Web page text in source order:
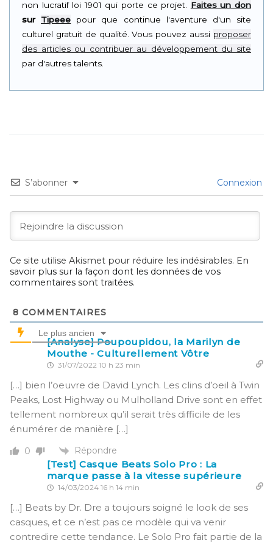
non lucratif loi 1901 qui porte ce projet. Faites un don
sur Tipeee pour que continue l'aventure d'un site
culturel gratuit de qualité. Vous pouvez aussi proposer
des articles ou contribuer au développement du site
par d'autres talents.
S’abonner Connexion
Ce site utilise Akismet pour réduire les indésirables. En
savoir plus sur la façon dont les données de vos
commentaires sont traitées.
8 COMMENTAIRES
Le plus ancien
[Analyse] Poupoupidou, la Marilyn de
Mouthe - Culturellement Vôtre
31/07/2022 10 h 23 min
[…] bien l’oeuvre de David Lynch. Les clins d’oeil à Twin
Peaks, Lost Highway ou Mulholland Drive sont en effet
tellement nombreux qu’il serait très difficile de les
énumérer de manière […]
0 Répondre
[Test] Casque Beats Solo Pro : La
marque passe à la vitesse supérieure
14/03/2024 16 h 14 min
[…] Beats by Dr. Dre a toujours soigné le look de ses
casques, et ce n’est pas ce modèle qui va venir
contredire cette tendance. Le Solo Pro fait partie de la